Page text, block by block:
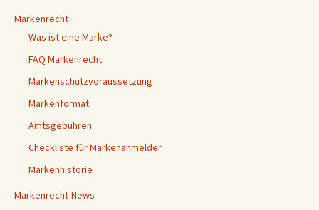
Markenrecht
Was ist eine Marke?
FAQ Markenrecht
Markenschutzvoraussetzung
Markenformat
Amtsgebühren
Checkliste für Markenanmelder
Markenhistorie
Markenrecht-News